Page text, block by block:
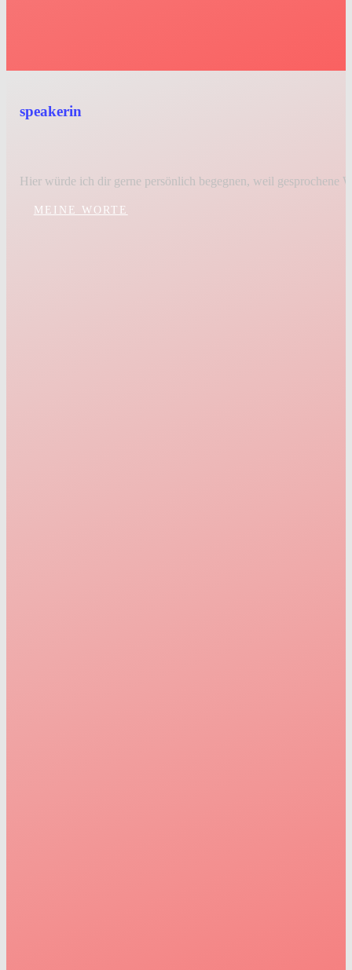
speakerin
Hier würde ich dir gerne persönlich begegnen, weil gesprochene
MEINE WORTE